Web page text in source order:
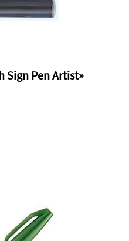
Sign Pen Artist»